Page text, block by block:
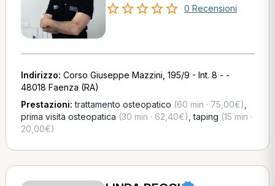
0 Recensioni
Indirizzo: Corso Giuseppe Mazzini, 195/9 - Int. 8 - -
48018 Faenza (RA)
Prestazioni:trattamento osteopatico (60 min · 75,00€)
prima visita osteopatica (30 min · 62,40€) ,taping (15 min ·
20,00€)